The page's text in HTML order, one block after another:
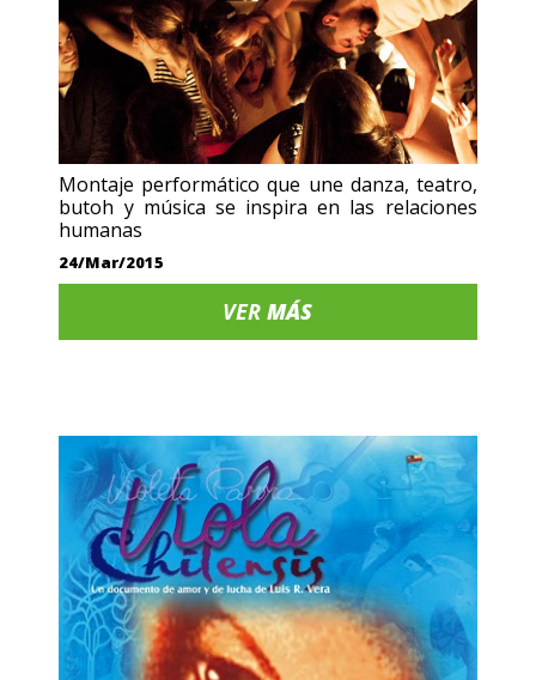
Montaje performático que une danza, teatro,
butoh y música se inspira en las relaciones
humanas
24/Mar/2015
VERMÁS